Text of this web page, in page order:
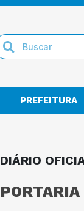
PREFEITURA
DIÁRIO